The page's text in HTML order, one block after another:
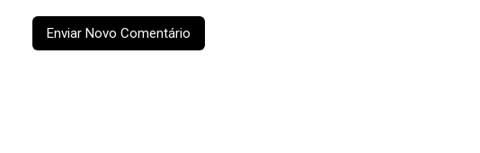
Enviar Novo Comentário